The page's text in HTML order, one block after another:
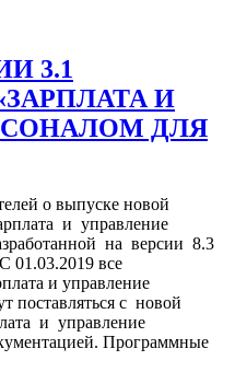
3.1
И
ДЛЯ
о выпуске новой
и управление
на версии 8.3
01.03.2019 все
и управление
поставляться с новой
и управление
Программные